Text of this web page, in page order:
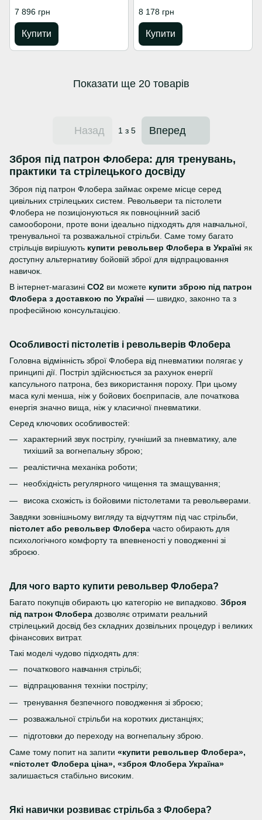
7 896 грн
Купити
8 178 грн
Купити
Показати ще 20 товарів
Назад 1з 5 Вперед
Зброя під патрон Флобера: для тренувань,
практики та стрілецького досвіду
Зброя під патрон Флобера займає окреме місце серед
цивільних стрілецьких систем. Револьвери та пістолети
Флобера не позиціонуються як повноцінний засіб
самооборони, проте вони ідеально підходять для навчальної,
тренувальної та розважальної стрільби. Саме тому багато
стрільців вирішують купити револьвер Флобера в Україні як
доступну альтернативу бойовій зброї для відпрацювання
навичок.
В інтернет-магазині CO2 ви можете купити зброю під патрон
Флобера з доставкою по Україні — швидко, законно та з
професійною консультацією.
Особливості пістолетів і револьверів Флобера
Головна відмінність зброї Флобера від пневматики полягає у
принципі дії. Постріл здійснюється за рахунок енергії
капсульного патрона, без використання пороху. При цьому
маса кулі менша, ніж у бойових боєприпасів, але початкова
енергія значно вища, ніж у класичної пневматики.
Серед ключових особливостей:
характерний звук пострілу, гучніший за пневматику, але
тихіший за вогнепальну зброю;
реалістична механіка роботи;
необхідність регулярного чищення та змащування;
висока схожість із бойовими пістолетами та револьверами.
Завдяки зовнішньому вигляду та відчуттям під час стрільби,
пістолет або револьвер Флобера часто обирають для
психологічного комфорту та впевненості у поводженні зі
зброєю.
Для чого варто купити револьвер Флобера?
Багато покупців обирають цю категорію не випадково. Зброя
під патрон Флобера дозволяє отримати реальний
стрілецький досвід без складних дозвільних процедур і великих
фінансових витрат.
Такі моделі чудово підходять для:
початкового навчання стрільбі;
відпрацювання техніки пострілу;
тренування безпечного поводження зі зброєю;
розважальної стрільби на коротких дистанціях;
підготовки до переходу на вогнепальну зброю.
Саме тому попит на запити «купити револьвер Флобера»,
«пістолет Флобера ціна», «зброя Флобера Україна»
залишається стабільно високим.
Які навички розвиває стрільба з Флобера?